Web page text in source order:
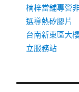
楠梓當舖專營
選導熱矽膠片
台南新東區大
立服務站